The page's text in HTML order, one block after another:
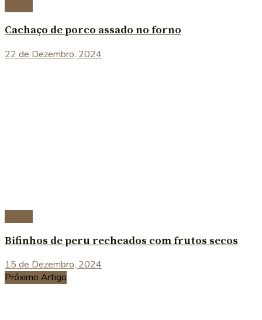
Cachaço de porco assado no forno
22 de Dezembro, 2024
Bifinhos de peru recheados com frutos secos
15 de Dezembro, 2024
Próximo Artigo